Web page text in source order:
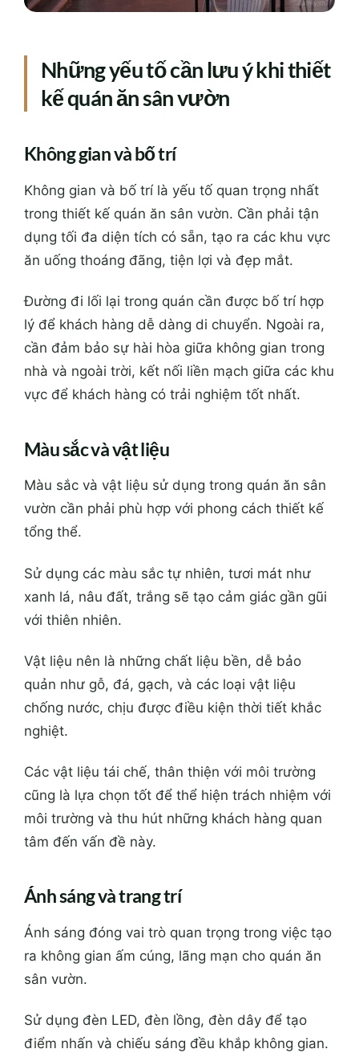
Những yếu tố cần lưu ý khi thiết
kế quán ăn sân vườn
Không gian và bố trí
Không gian và bố trí là yếu tố quan trọng nhất
trong thiết kế quán ăn sân vườn. Cần phải tận
dụng tối đa diện tích có sẵn, tạo ra các khu vực
ăn uống thoáng đãng, tiện lợi và đẹp mắt.
Đường đi lối lại trong quán cần được bố trí hợp
lý để khách hàng dễ dàng di chuyển. Ngoài ra,
cần đảm bảo sự hài hòa giữa không gian trong
nhà và ngoài trời, kết nối liền mạch giữa các khu
vực để khách hàng có trải nghiệm tốt nhất.
Màu sắc và vật liệu
Màu sắc và vật liệu sử dụng trong quán ăn sân
vườn cần phải phù hợp với phong cách thiết kế
tổng thể.
Sử dụng các màu sắc tự nhiên, tươi mát như
xanh lá, nâu đất, trắng sẽ tạo cảm giác gần gũi
với thiên nhiên.
Vật liệu nên là những chất liệu bền, dễ bảo
quản như gỗ, đá, gạch, và các loại vật liệu
chống nước, chịu được điều kiện thời tiết khắc
nghiệt.
Các vật liệu tái chế, thân thiện với môi trường
cũng là lựa chọn tốt để thể hiện trách nhiệm với
môi trường và thu hút những khách hàng quan
tâm đến vấn đề này.
Ánh sáng và trang trí
Ánh sáng đóng vai trò quan trọng trong việc tạo
ra không gian ấm cúng, lãng mạn cho quán ăn
sân vườn.
Sử dụng đèn LED, đèn lồng, đèn dây để tạo
điểm nhấn và chiếu sáng đều khắp không gian.